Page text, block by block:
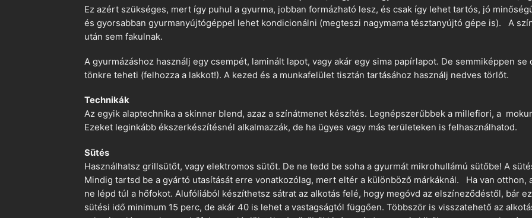
Ez azért szükséges, mert így puhul a gyurma, jobban formázható lesz, és csak így lehet tartós, jó
és gyorsabban gyurmanyújtógéppel lehet kondicionálni (megteszi nagymama tésztanyújtó gépe is). A
után sem fakulnak.
A gyurmázáshoz használj egy csempét, laminált lapot, vagy akár egy sima papírlapot. De semmiképpen
tönkre teheti (felhozza a lakkot!). A kezed és a munkafelület tisztán tartásához használj nedves törlőt.
Technikák
Az egyik alaptechnika a skinner blend, azaz a színátmenet készítés. Legnépszerűbbek a millefiori, a
Ezeket leginkább ékszerkészítésnél alkalmazzák, de ha ügyes vagy más területeken is felhasználhatod.
Sütés
Használhatsz grillsütőt, vagy elektromos sütőt. De ne tedd be soha a gyurmát mikrohullámú sütőbe! A
Mindig tartsd be a gyártó utasítását erre vonatkozólag, mert eltér a különböző márkáknál. Ha van otthon,
ne lépd túl a hőfokot. Alufóliából készíthetsz sátrat az alkotás felé, hogy megóvd az elszíneződéstől, bár
sütési idő minimum 15 perc, de akár 40 is lehet a vastagságtól függően. Többször is visszatehető az